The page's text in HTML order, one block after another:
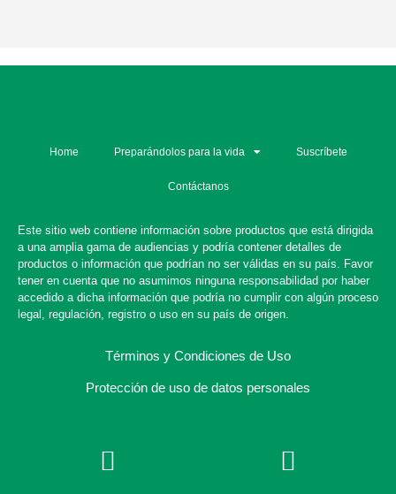
Home Preparándolos para la vida Suscríbete
Contáctanos
Este sitio web contiene información sobre productos que está dirigida
a una amplia gama de audiencias y podría contener detalles de
productos o información que podrían no ser válidas en su país. Favor
tener en cuenta que no asumimos ninguna responsabilidad por haber
accedido a dicha información que podría no cumplir con algún proceso
legal, regulación, registro o uso en su país de origen.
Términos y Condiciones de Uso
Protección de uso de datos personales